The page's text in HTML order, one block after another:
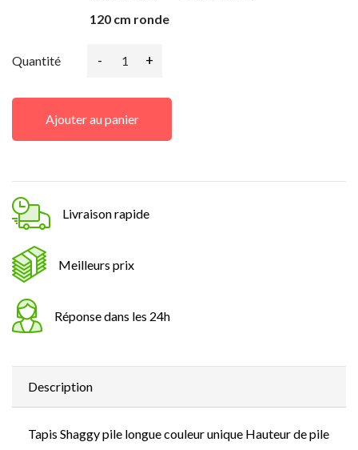
120 cm ronde
Quantité - +
Ajouter au panier
Livraison rapide
Meilleurs prix
Réponse dans les 24h
Description
Tapis Shaggy pile longue couleur unique Hauteur de pile